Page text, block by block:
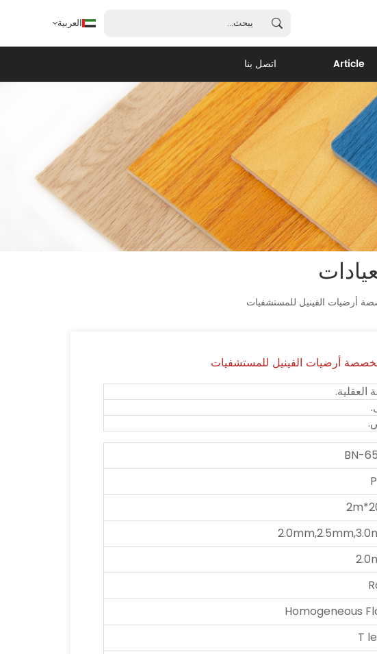
العربية
العربية
français
español
português
Article اتصل بنا
أرضيات الفينيل للمستشفيات
أرضيات الفينيل للمستشفيات
العقلية.
BN-
Homogeneous
T